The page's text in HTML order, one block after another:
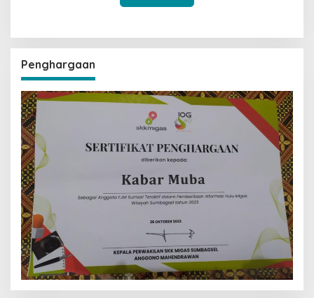
Penghargaan